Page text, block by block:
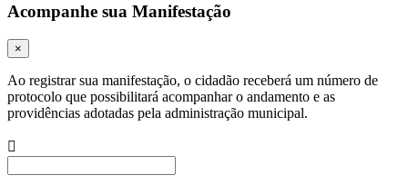
Acompanhe sua Manifestação
×
Ao registrar sua manifestação, o cidadão receberá um número de
protocolo que possibilitará acompanhar o andamento e as
providências adotadas pela administração municipal.